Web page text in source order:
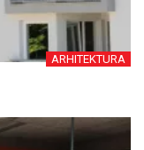
ARHITEKTURA